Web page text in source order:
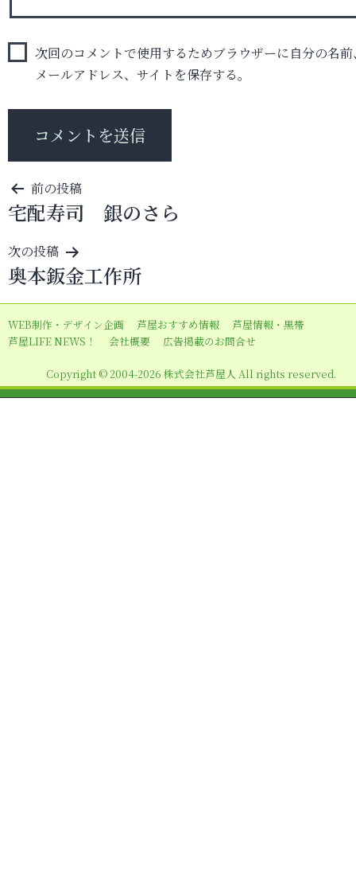
次回のコメントで使用するためブラウザーに自分の名前
メールアドレス、サイトを保存する。
投
稿
ナ
ビ
ゲ
ー
シ
ン
前の投稿
宅配寿司 銀のさら
次の投稿
奥本鈑金工作所
WEB制作・デザイン企画 芦屋おすすめ情報
芦屋情報・黒帯
芦屋LIFE NEWS！
会社概要 広告掲載のお問合せ
Copyright © 2004-2026 株式会社芦屋人 All rights reserved.